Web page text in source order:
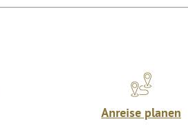
Anreise planen